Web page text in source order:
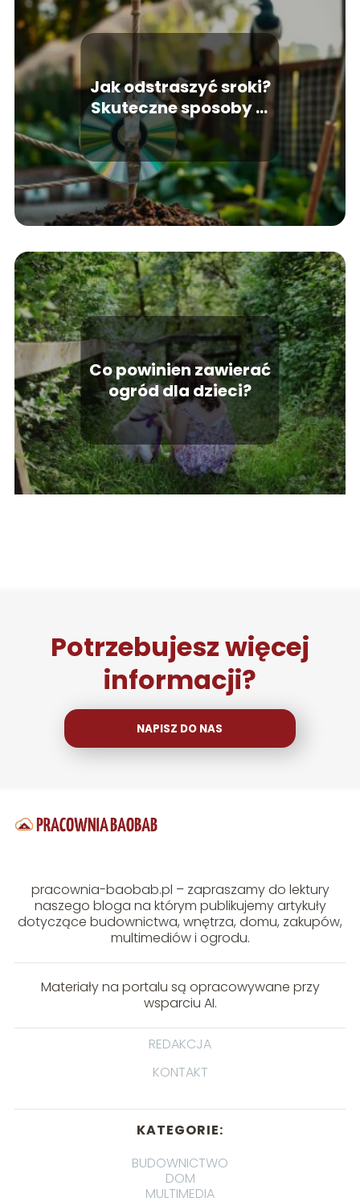
Jak odstraszyć sroki?
Skuteczne sposoby w
ogrodzie
Co powinien zawierać
ogród dla dzieci?
Potrzebujesz więcej
informacji?
NAPISZ DO NAS
pracownia-baobab.pl – zapraszamy do lektury
naszego bloga na którym publikujemy artykuły
dotyczące budownictwa, wnętrza, domu, zakupów,
multimediów i ogrodu.
Materiały na portalu są opracowywane przy
wsparciu AI.
REDAKCJA
KONTAKT
KATEGORIE:
BUDOWNICTWO
DOM
MULTIMEDIA